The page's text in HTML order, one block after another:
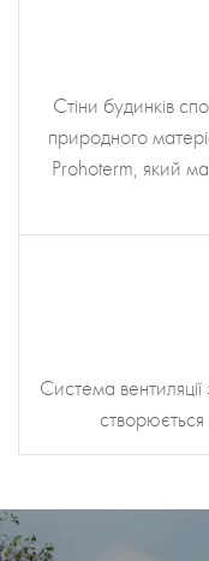
Стіни будинків
природного
Prohoterm, який
Система
створюється